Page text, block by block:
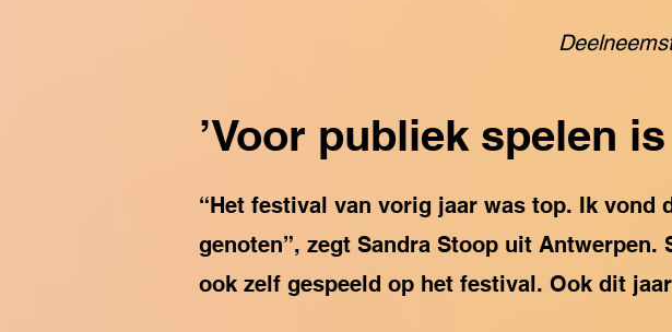
’Voor publiek spelen is
“Het festival van vorig jaar was top. Ik vond
genoten”, zegt Sandra Stoop uit
ook zelf gespeeld op het festival. Ook dit